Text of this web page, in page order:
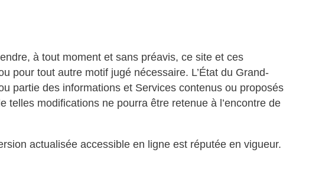
à tout moment et sans préavis, ce site et ces
pour tout autre motif jugé nécessaire. L’État du Grand-
partie des informations et Services contenus ou proposés
modifications ne pourra être retenue à l’encontre de
actualisée accessible en ligne est réputée en vigueur.